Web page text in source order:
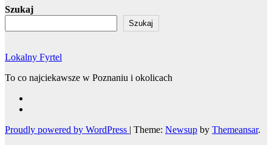
Szukaj
Szukaj
Lokalny Fyrtel
To co najciekawsze w Poznaniu i okolicach
Proudly powered by WordPress | Theme: Newsup by Themeansar.